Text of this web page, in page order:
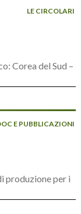
LE CIRCOLARI
Corea del Sud –
E PUBBLICAZIONI
produzione per i